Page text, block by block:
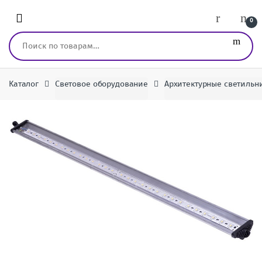
0
Искать:
Каталог Световое оборудование Архитектурные